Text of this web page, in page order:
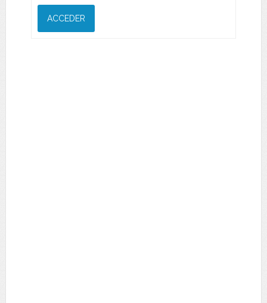
ACCEDER